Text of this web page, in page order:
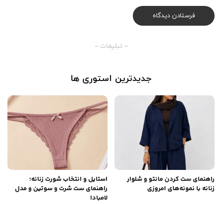
– تبلیغات –
جدیدترین استوری ها
راهنمای ست کردن مانتو و شلوار
زنانه با نمونه‌های امروزی
استایل و انتخاب شورت زنانه؛
راهنمای ست شرت و سوتین و مدل
لامبادا